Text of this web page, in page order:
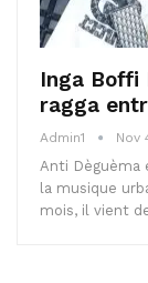
Inga Boffi
ragga
Admin1 Nov
Anti Dèguèma
la musique
mois, il vient